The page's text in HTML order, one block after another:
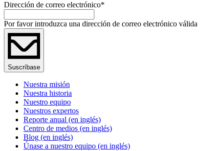
Dirección de correo electrónico*
Por favor introduzca una dirección de correo electrónico válida
Suscríbase
Nuestra misión
Nuestra historia
Nuestro equipo
Nuestros expertos
Reporte anual (en inglés)
Centro de medios (en inglés)
Blog (en inglés)
Únase a nuestro equipo (en inglés)